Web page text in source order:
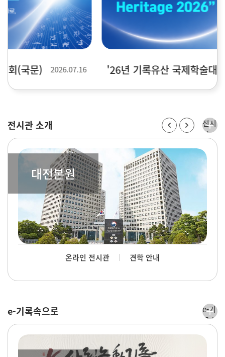
'26년 기록유산 국제학술대회(영문) 2026.07.16
전시관 소개
대전본원
온라인 전시관 견학 안내
전시
관
소개
더보
기
e-기록속으로
e-기
록속
으로
더보